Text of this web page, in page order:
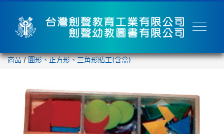
商品/圓形、正方形、三角形貼工(含盒)